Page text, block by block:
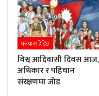
फ्ल्यास हेडिङ
विश्व आदिवासी दिवस आज,
अधिकार र पहिचान
संरक्षणमा जोड